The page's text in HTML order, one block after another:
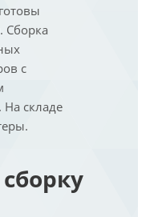
Сборка
с
На складе